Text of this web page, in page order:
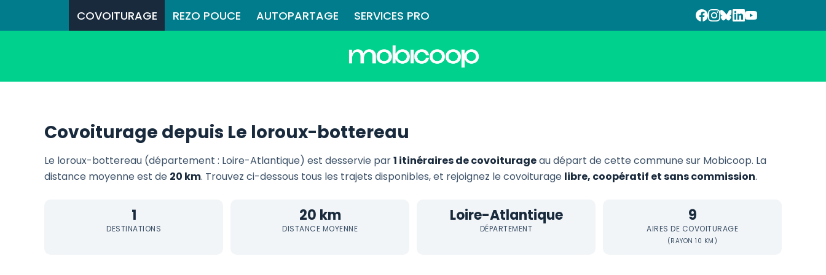
COVOITURAGE REZO POUCE AUTOPARTAGE SERVICES PRO
Covoiturage depuis Le loroux-bottereau
Le loroux-bottereau (département : Loire-Atlantique) est desservie par1 itinéraires de covoiturageau départ de cette commune sur Mobicoop. La
distance moyenne est de 20 km. Trouvez ci-dessous tous les trajets disponibles, et rejoignez le covoiturage libre, coopératif et sans commission.
1
DESTINATIONS
20 km
DISTANCE MOYENNE
Loire-Atlantique
DÉPARTEMENT
9
AIRES DE COVOITURAGE
(RAYON 10 KM)